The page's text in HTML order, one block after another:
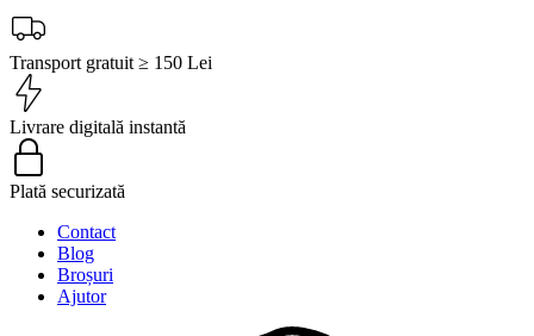
Transport gratuit ≥ 150 Lei
Livrare digitală instantă
Plată securizată
Contact
Blog
Broșuri
Ajutor